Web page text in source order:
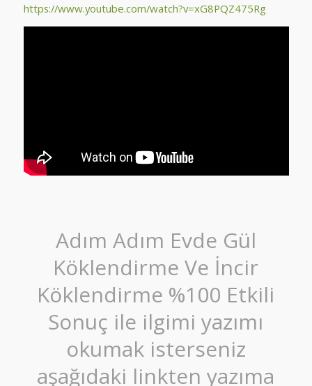
https://www.youtube.com/watch?v=xG8PQZ475Rg
Adım Adım Evde Gül
Köklendirme Ve İncir
Köklendirme %100 Etkili
Sonuç ile ilgimi yazımı
okumak isterseniz
aşağıdaki linkten yazıma